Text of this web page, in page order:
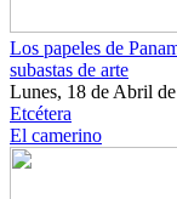
Los papeles de
subastas de arte
Lunes, 18 de Abril
Etcétera
El camerino